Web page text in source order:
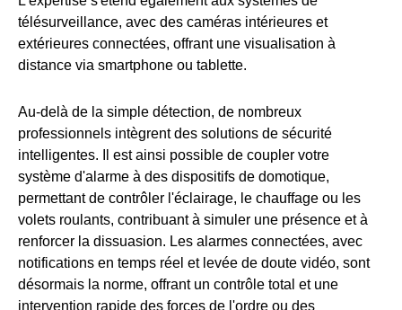
télésurveillance, avec des caméras intérieures et
extérieures connectées, offrant une visualisation à
distance via smartphone ou tablette.
Au-delà de la simple détection, de nombreux
professionnels intègrent des solutions de sécurité
intelligentes. Il est ainsi possible de coupler votre
système d'alarme à des dispositifs de domotique,
permettant de contrôler l'éclairage, le chauffage ou les
volets roulants, contribuant à simuler une présence et à
renforcer la dissuasion. Les alarmes connectées, avec
notifications en temps réel et levée de doute vidéo, sont
désormais la norme, offrant un contrôle total et une
intervention rapide des forces de l'ordre ou des